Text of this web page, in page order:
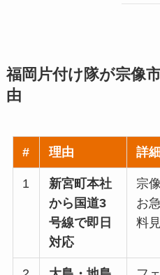
福岡片付け隊が宗像
由
# 理由 詳
1
新宮町本社
から国道3
号線で即日
対応
宗
お
料